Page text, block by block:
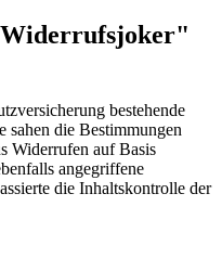
bestehende
sahen die Bestimmungen
Widerrufen auf Basis
angegriffene
die Inhaltskontrolle der